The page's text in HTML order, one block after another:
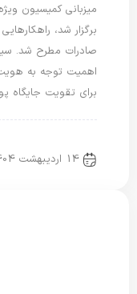
میزبانی کمیسیون
برگزار شد،
صادرات مطرح شد.
اهمیت توجه به
برای تقویت جایگاه
14 اردیبهشت 1404